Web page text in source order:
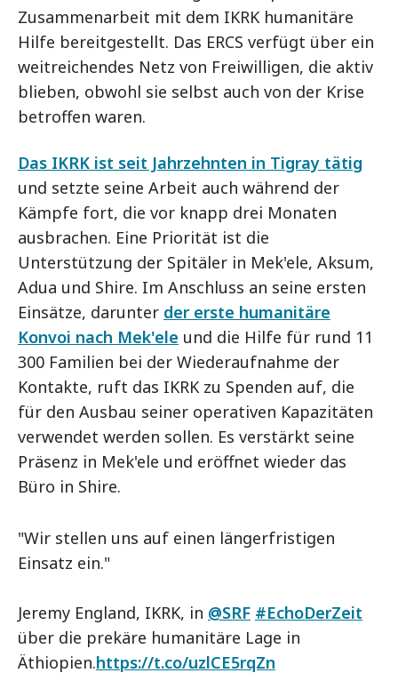
Zusammenarbeit mit dem IKRK humanitäre
Hilfe bereitgestellt. Das ERCS verfügt über ein
weitreichendes Netz von Freiwilligen, die aktiv
blieben, obwohl sie selbst auch von der Krise
betroffen waren.
Das IKRK ist seit Jahrzehnten in Tigray tätig
und setzte seine Arbeit auch während der
Kämpfe fort, die vor knapp drei Monaten
ausbrachen. Eine Priorität ist die
Unterstützung der Spitäler in Mek'ele, Aksum,
Adua und Shire. Im Anschluss an seine ersten
Einsätze, darunter der erste humanitäre
Konvoi nach Mek'ele und die Hilfe für rund 11
300 Familien bei der Wiederaufnahme der
Kontakte, ruft das IKRK zu Spenden auf, die
für den Ausbau seiner operativen Kapazitäten
verwendet werden sollen. Es verstärkt seine
Präsenz in Mek'ele und eröffnet wieder das
Büro in Shire.
"Wir stellen uns auf einen längerfristigen
Einsatz ein."
Jeremy England, IKRK, in @SRF #EchoDerZeit
über die prekäre humanitäre Lage in
Äthiopien.https://t.co/uzlCE5rqZn